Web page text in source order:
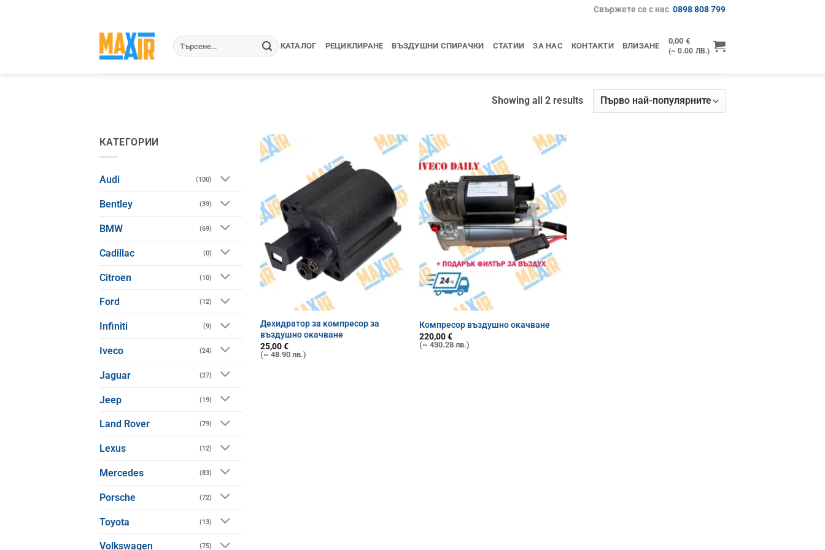
Свържете се с нас 0898 808 799
Търсене
за:
КАТАЛОГ РЕЦИКЛИРАНЕ ВЪЗДУШНИ СПИРАЧКИ СТАТИИ ЗА НАС КОНТАКТИ ВЛИЗАНЕ
0,00 €
(~ 0.00 ЛВ.)
Showing all 2 resultsSorted
КАТЕГОРИИ
Audi (100)
Bentley (39)
BMW (69)
Cadillac (0)
Citroen (10)
Ford (12)
Infiniti (9)
Iveco (24)
Jaguar (27)
Jeep (19)
Land Rover (79)
Lexus (12)
Mercedes (83)
Porsche (72)
Toyota (13)
Volkswagen (75)
Дехидратор за компресор за
въздушно окачване
25,00€
(~ 48.90 лв.)
Компресор въздушно окачване
220,00€
(~ 430.28 лв.)